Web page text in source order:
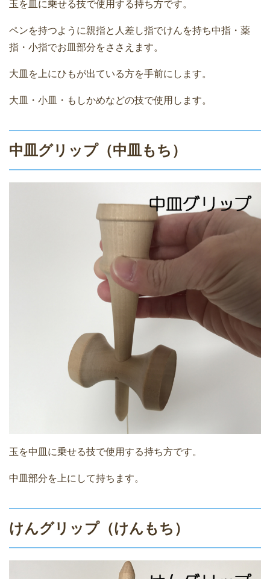
玉を皿に乗せる技で使用する持ち方です。
ペンを持つように親指と人差し指でけんを持ち中指・薬
指・小指でお皿部分をささえます。
大皿を上にひもが出ている方を手前にします。
大皿・小皿・もしかめなどの技で使用します。
中皿グリップ（中皿もち）
玉を中皿に乗せる技で使用する持ち方です。
中皿部分を上にして持ちます。
けんグリップ（けんもち）